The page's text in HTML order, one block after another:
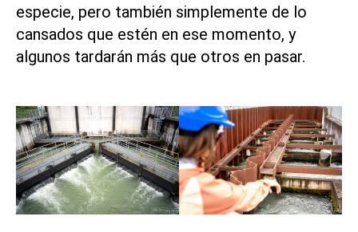
especie, pero también simplemente de lo
cansados que estén en ese momento, y
algunos tardarán más que otros en pasar.